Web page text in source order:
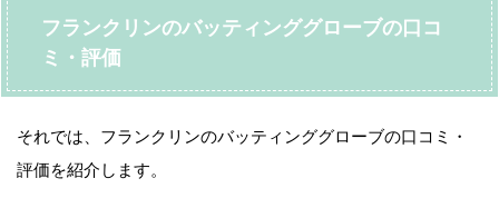
フランクリンのバッティンググローブの口コ
ミ・評価
それでは、フランクリンのバッティンググローブの口コミ・
評価を紹介します。